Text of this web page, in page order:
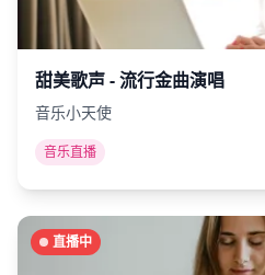
甜美歌声 - 流行金曲演唱
音乐小天使
音乐直播
直播中